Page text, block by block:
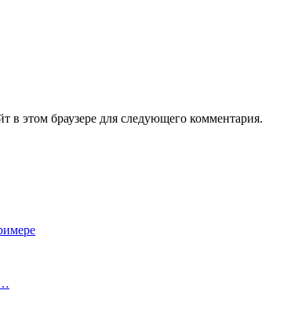
в этом браузере для следующего комментария.